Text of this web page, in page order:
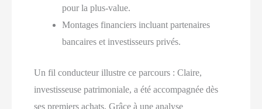
pour la plus-value.
Montages financiers incluant partenaires
bancaires et investisseurs privés.
Un fil conducteur illustre ce parcours : Claire,
investisseuse patrimoniale, a été accompagnée dès
ses premiers achats. Grâce à une analyse